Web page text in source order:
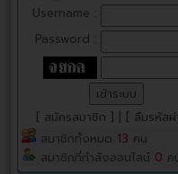
Username :
Password :
[ สมัครสมาชิก ]
[ ลืมรหัส
สมาชิกทั้งหมด 13 คน
สมาชิกที่กำลังออนไลน์ 0 ค